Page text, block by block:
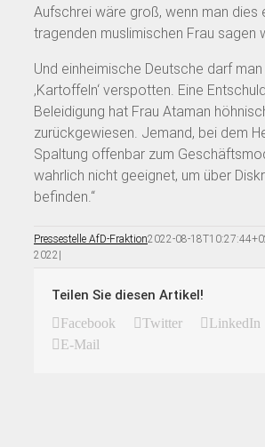
Aufschrei wäre groß, wenn man dies
tragenden muslimischen Frau sagen
Und einheimische Deutsche darf
‚Kartoffeln‘ verspotten. Eine
Beleidigung hat Frau Ataman
zurückgewiesen. Jemand, bei dem
Spaltung offenbar zum
wahrlich nicht geeignet, um über
befinden.“
Pressestelle AfD-Fraktion2022-08-
2022 |
Teilen Sie diesen Artikel!
Facebook Twitter LinkedIn
E-Mail